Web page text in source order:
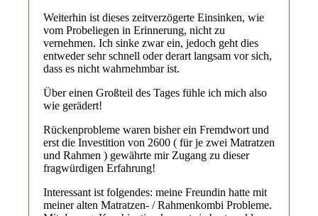
Weiterhin ist dieses zeitverzögerte Einsinken, wie
vom Probeliegen in Erinnerung, nicht zu
vernehmen. Ich sinke zwar ein, jedoch geht dies
entweder sehr schnell oder derart langsam vor sich,
dass es nicht wahrnehmbar ist.
Über einen Großteil des Tages fühle ich mich also
wie gerädert!
Rückenprobleme waren bisher ein Fremdwort und
erst die Investition von 2600 ( für je zwei Matratzen
und Rahmen ) gewährte mir Zugang zu dieser
fragwürdigen Erfahrung!
Interessant ist folgendes: meine Freundin hatte mit
meiner alten Matratzen- / Rahmenkombi Probleme.